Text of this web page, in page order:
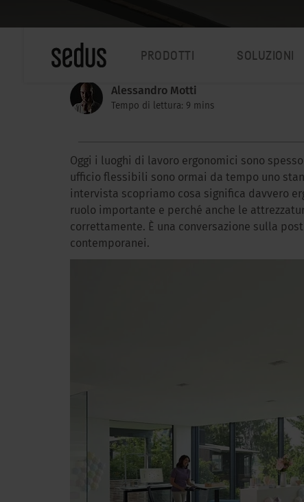
PRODOTTI SOLUZIONI
Alessandro Motti
Tempo di lettura: 9 mins
Oggi i luoghi di lavoro ergonomici sono
ufficio flessibili sono ormai da tempo uno
intervista scopriamo cosa significa davvero
ruolo importante e perché anche le
correttamente. È una conversazione sulla
contemporanei.